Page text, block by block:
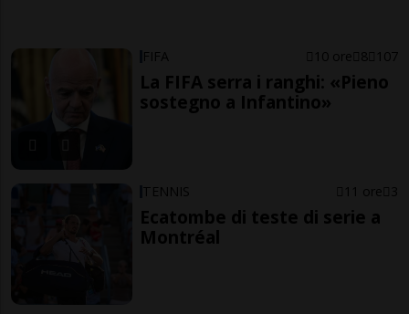
FIFA 10 ore 8 107
La FIFA serra i ranghi: «Pieno
sostegno a Infantino»
TENNIS 11 ore 3
Ecatombe di teste di serie a
Montréal